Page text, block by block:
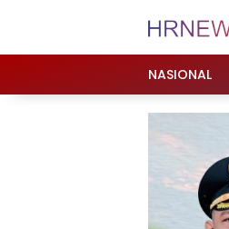
NASIONAL